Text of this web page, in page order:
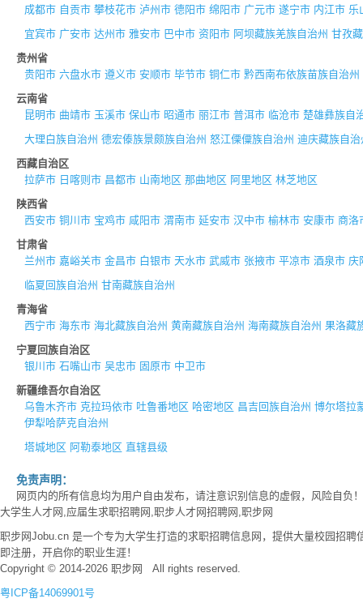
成都市 自贡市 攀枝花市 泸州市 德阳市 绵阳市 广元市 遂宁市 内江市 乐
宜宾市 广安市 达州市 雅安市 巴中市 资阳市 阿坝藏族羌族自治州 甘孜
贵州省
贵阳市 六盘水市 遵义市 安顺市 毕节市 铜仁市 黔西南布依族苗族自治州
云南省
昆明市 曲靖市 玉溪市 保山市 昭通市 丽江市 普洱市 临沧市 楚雄彝族自
大理白族自治州 德宏傣族景颇族自治州 怒江傈僳族自治州 迪庆藏族自治
西藏自治区
拉萨市 日喀则市 昌都市 山南地区 那曲地区 阿里地区 林芝地区
陕西省
西安市 铜川市 宝鸡市 咸阳市 渭南市 延安市 汉中市 榆林市 安康市 商洛
甘肃省
兰州市 嘉峪关市 金昌市 白银市 天水市 武威市 张掖市 平凉市 酒泉市 庆
临夏回族自治州 甘南藏族自治州
青海省
西宁市 海东市 海北藏族自治州 黄南藏族自治州 海南藏族自治州 果洛藏
宁夏回族自治区
银川市 石嘴山市 吴忠市 固原市 中卫市
新疆维吾尔自治区
乌鲁木齐市 克拉玛依市 吐鲁番地区 哈密地区 昌吉回族自治州 博尔塔拉
伊犁哈萨克自治州
塔城地区 阿勒泰地区 直辖县级
免责声明：
网页内的所有信息均为用户自由发布，请注意识别信息的虚假，风险自
大学生人才网,应届生求职招聘网,职步人才网招聘网,职步网
职步网Jobu.cn 是一个专为大学生打造的求职招聘信息网，提供大量校园招
即注册，开启你的职业生涯！
Copyright © 2014-2026 职步网 All rights reserved.
粤ICP备14069901号